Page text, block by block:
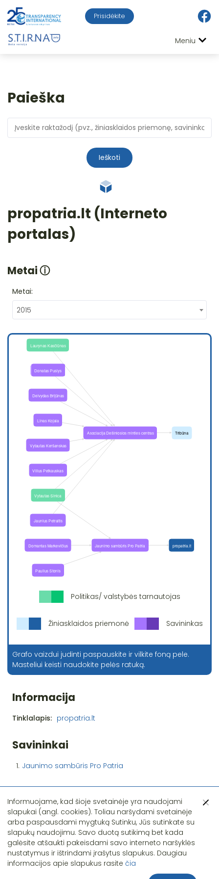
Prisidėkite
Meniu
Paieška
Ieškoti
propatria.lt (Interneto
portalas)
Metaiⓘ
Metai:
2015
Politikas/ valstybės tarnautojas
Žiniasklaidos priemonė Savininkas
Grafo vaizdui judinti paspauskite ir vilkite foną pele.
Masteliui keisti naudokite pelės ratuką.
Informacija
Tinklalapis: propatria.lt
Savininkai
1. Jaunimo sambūris Pro Patria
Pastebėjote klaidą?
Informuojame, kad šioje svetainėje yra naudojami
slapukai (angl. cookies). Toliau naršydami svetainėje
arba paspausdami mygtuką Sutinku, Jūs sutinkate su
slapukų naudojimu. Savo duotą sutikimą bet kada
galėsite atšaukti pakeisdami savo interneto naršyklės
nustatymus ir ištrindami įrašytus slapukus. Daugiau
informacijos apie slapukus rasite čia